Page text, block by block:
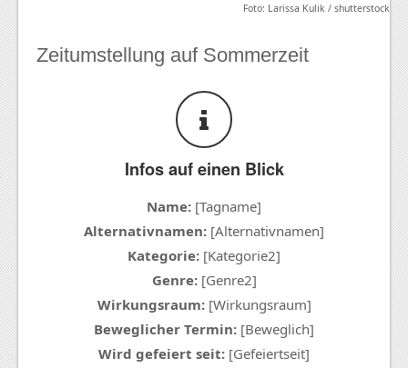
Foto: Larissa Kulik / shutterstock
Zeitumstellung auf Sommerzeit
Infos auf einen Blick
Name: [Tagname]
Alternativnamen: [Alternativnamen]
Kategorie: [Kategorie2]
Genre:[Genre2]
Wirkungsraum:[Wirkungsraum]
Beweglicher Termin: [Beweglich]
Wird gefeiert seit: [Gefeiertseit]